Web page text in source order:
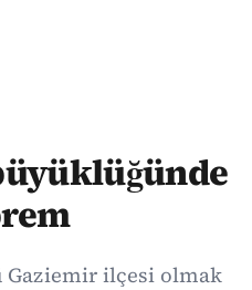
Gaziemir ilçesi olmak